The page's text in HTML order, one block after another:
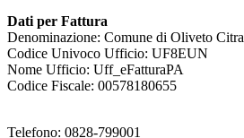
Dati per Fattura
Denominazione: Comune di Oliveto Citra
Codice Univoco Ufficio: UF8EUN
Nome Ufficio: Uff_eFatturaPA
Codice Fiscale: 00578180655
Telefono: 0828-799001